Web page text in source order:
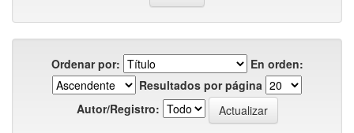
Ordenar por:
En orden:
Resultados por página
Autor/Registro: